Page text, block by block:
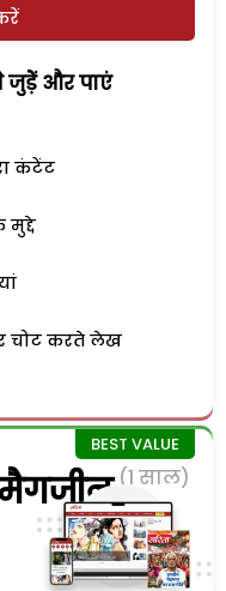
जुड़ेें और पाएं
कंटेंट
चोट करते लेख
मैगजीन (1 साल)